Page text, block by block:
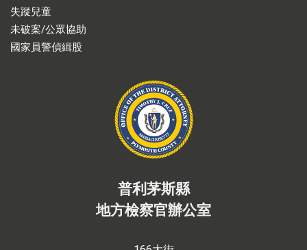
失蹤兒童
未破案/公眾協助
國家員警偵緝股
普利茅斯縣
地方檢察官辦公室